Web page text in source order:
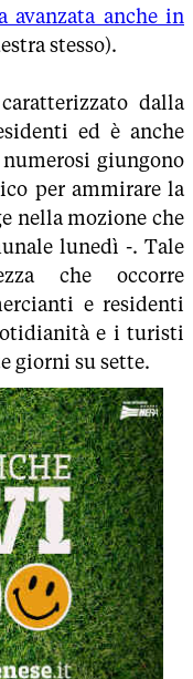
avanzata anche in
stesso).
dalla
ed è anche
giungono
per ammirare la
nella mozione che
lunedì -. Tale
che occorre
e residenti
e i turisti
giorni su sette.